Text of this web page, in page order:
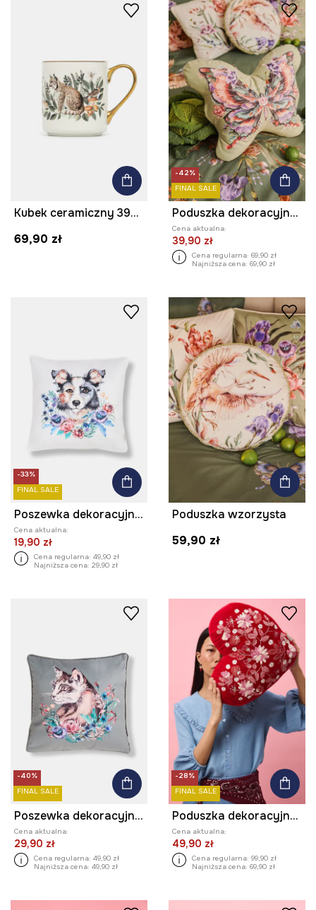
Kubek ceramiczny 390 ml z ozdobnym wzorem
69,90 zł
-42%
FINAL SALE
Poduszka dekoracyjna - motyl
Cena aktualna:
39,90 zł
Cena regularna: 69,90 zł
Najniższa cena: 69,90 zł
-33%
FINAL SALE
Poszewka dekoracyjna na poduszkę z nadrukiem 45 x 45 cm
Cena aktualna:
19,90 zł
Cena regularna: 49,90 zł
Najniższa cena: 29,90 zł
Poduszka wzorzysta
59,90 zł
-40%
FINAL SALE
Poszewka dekoracyjna na poduszkę z nadrukiem 45 x 45 cm
Cena aktualna:
29,90 zł
Cena regularna: 49,90 zł
Najniższa cena: 49,90 zł
-28%
FINAL SALE
Poduszka dekoracyjna z kolekcji Valentine’s Day
Cena aktualna:
49,90 zł
Cena regularna: 99,90 zł
Najniższa cena: 69,90 zł